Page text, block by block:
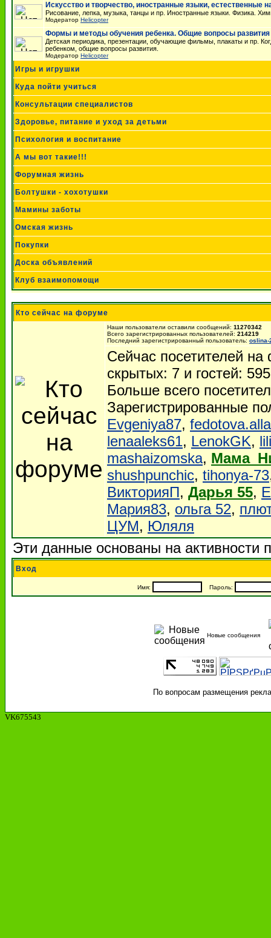
Искусство и творчество, иностранные языки, естественные
Рисование, лепка, музыка, танцы и пр. Иностранные языки. Физика.
Модератор Helicopter
Формы и методы обучения ребенка. Общие вопросы развития
Детская периодика, презентации, обучающие фильмы, плакаты и пр.
ребенком, общие вопросы развития.
Модератор Helicopter
Игры и игрушки
Куда пойти учиться
Консультации специалистов
Здоровье, питание и уход за детьми
Психология и воспитание
А мы вот такие!!!
Форумная жизнь
Болтушки - хохотушки
Мамины заботы
Омская жизнь
Покупки
Доска объявлений
Клуб взаимопомощи
Кто сейчас на форуме
Наши пользователи оставили сообщений: 11270342
Всего зарегистрированных пользователей: 214219
Последний зарегистрированный пользователь: oslina-
Сейчас посетителей
скрытых: 7 и гостей:
Больше всего
Зарегистрированные
Evgeniya87, fedotova.alla
lenaaleks61, LenokGK,
mashaizomska,
shushpunchic, tihonya-73
ВикторияП, Дарья 55,
Мария83, ольга 52,
ЦУМ, Юляля
Эти данные основаны на активности
Вход
Имя: Пароль:
Новые сообщения
По вопросам размещения
VK675543